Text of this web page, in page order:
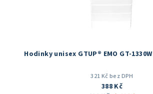
Hodinky unisex GTUP® EMO GT-1330W
321 Kč bez DPH
388 Kč